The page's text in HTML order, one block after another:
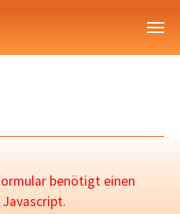
benötigt einen